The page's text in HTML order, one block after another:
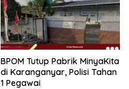
BPOM Tutup Pabrik MinyaKita
di Karanganyar, Polisi Tahan
1 Pegawai